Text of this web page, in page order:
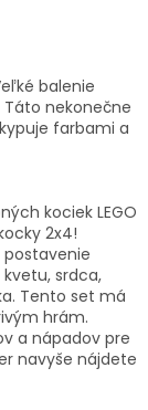
balenie
Táto nekonečne
farbami a
kociek LEGO
2x4!
srdca,
Tento set má
hrám.
a nápadov pre
navyše nájdete